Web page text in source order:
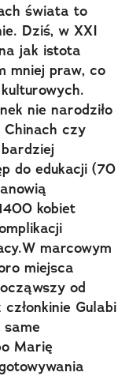
świata to
Dziś, w XXI
jak istota
mniej praw, co
nie narodziło
czy
do edukacji (70
kobiet
marcowym
miejsca
od
Gulabi
Marię